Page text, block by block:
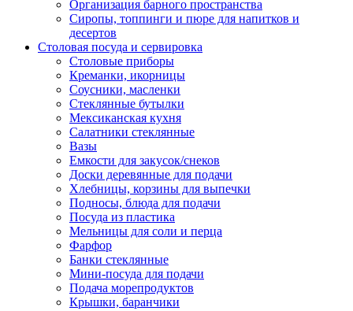
Организация барного пространства
Сиропы, топпинги и пюре для напитков и
десертов
Столовая посуда и сервировка
Столовые приборы
Креманки, икорницы
Соусники, масленки
Стеклянные бутылки
Мексиканская кухня
Салатники стеклянные
Вазы
Емкости для закусок/снеков
Доски деревянные для подачи
Хлебницы, корзины для выпечки
Подносы, блюда для подачи
Посуда из пластика
Мельницы для соли и перца
Фарфор
Банки стеклянные
Мини-посуда для подачи
Подача морепродуктов
Крышки, баранчики